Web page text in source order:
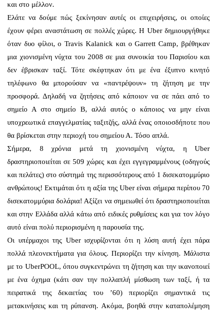
και στο μέλλον.
Ελάτε να δούμε πώς ξεκίνησαν αυτές οι επιχειρήσεις, οι οποίες
έχουν φέρει αναστάτωση σε πολλές χώρες. Η Uber δημιουργήθηκε
όταν δυο φίλοι, ο Travis Kalanick και ο Garrett Camp, βρέθηκαν
μια χιονισμένη νύχτα του 2008 σε μια συνοικία του Παρισίου και
δεν έβρισκαν ταξί. Τότε σκέφτηκαν ότι με ένα έξυπνο κινητό
τηλέφωνο θα μπορούσαν να «παντρέψουν» τη ζήτηση με την
προσφορά. Δηλαδή να ζητήσεις από κάποιον να σε πάει από το
σημείο Α στο σημείο Β, αλλά αυτός ο κάποιος να μην είναι
υποχρεωτικά επαγγελματίας ταξιτζής, αλλά ένας οποιοσδήποτε που
θα βρίσκεται στην περιοχή του σημείου Α. Τόσο απλά.
Σήμερα, 8 χρόνια μετά τη χιονισμένη νύχτα, η Uber
δραστηριοποιείται σε 509 χώρες και έχει εγγεγραμμένους (οδηγούς
και πελάτες) στο σύστημά της περισσότερους από 1 δισεκατομμύριο
ανθρώπους! Εκτιμάται ότι η αξία της Uber είναι σήμερα περίπου 70
δισεκατομμύρια δολάρια! Αξίζει να σημειωθεί ότι δραστηριοποιείται
και στην Ελλάδα αλλά κάτω από ειδικές ρυθμίσεις και για τον λόγο
αυτό είναι πολύ περιορισμένη η παρουσία της.
Οι υπέρμαχοι της Uber ισχυρίζονται ότι η λύση αυτή έχει πάρα
πολλά πλεονεκτήματα για όλους. Περιορίζει την κίνηση. Μάλιστα
με το UberPOOL, όπου συγκεντρώνει τη ζήτηση και την ικανοποιεί
με ένα όχημα (κάτι σαν την πολλαπλή μίσθωση των ταξί, ή τα
πειρατικά της δεκαετίας του ’60) περιορίζει σημαντικά τις
μετακινήσεις και τη ρύπανση. Ακόμα, βοηθά στην καταπολέμηση